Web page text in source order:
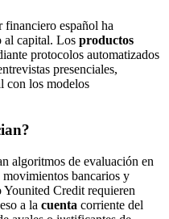
español ha
al capital. Los productos
protocolos automatizados
presenciales,
con los modelos
algoritmos de evaluación en
bancarios y
Younited Credit requieren
a la cuenta corriente del